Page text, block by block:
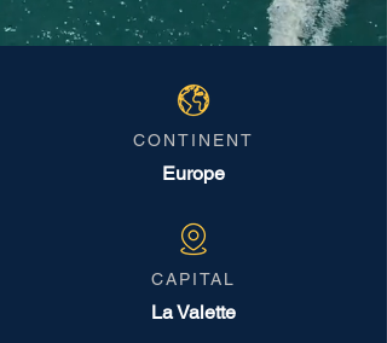
CONTINENT
Europe
CAPITAL
La Valette